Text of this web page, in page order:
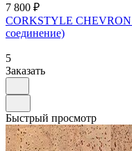
7 800 ₽
CORKSTYLE CHEVRON
соединение)
5
Заказать
Быстрый просмотр